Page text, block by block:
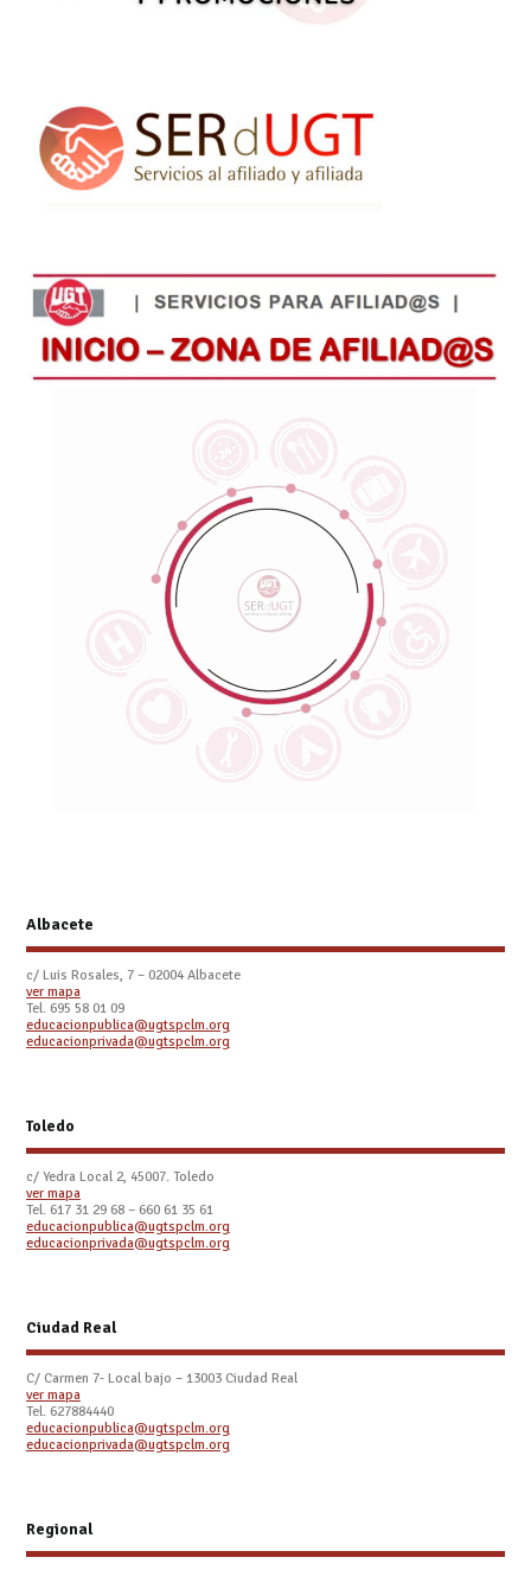
Albacete
c/ Luis Rosales, 7 – 02004 Albacete
ver mapa
Tel. 695 58 01 09
educacionpublica@ugtspclm.org
educacionprivada@ugtspclm.org
Toledo
c/ Yedra Local 2, 45007. Toledo
ver mapa
Tel. 617 31 29 68 – 660 61 35 61
educacionpublica@ugtspclm.org
educacionprivada@ugtspclm.org
Ciudad Real
C/ Carmen 7- Local bajo – 13003 Ciudad Real
ver mapa
Tel. 627884440
educacionpublica@ugtspclm.org
educacionprivada@ugtspclm.org
Regional